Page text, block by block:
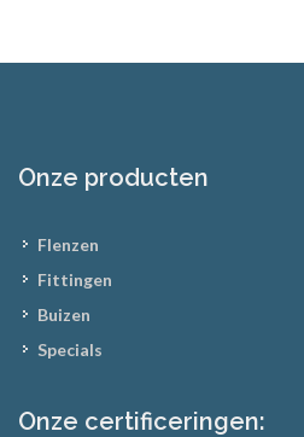
Onze producten
Flenzen
Fittingen
Buizen
Specials
Onze certificeringen: